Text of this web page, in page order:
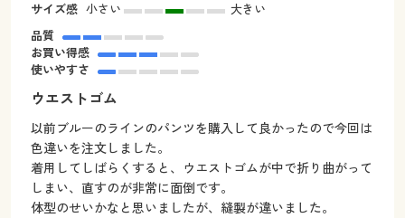
サイズ感 小さい
大きい
品質
お買い得感
使いやすさ
ウエストゴム
以前ブルーのラインのパンツを購入して良かったので今回は
色違いを注文しました。
着用してしばらくすると、ウエストゴムが中で折り曲がって
しまい、直すのが非常に面倒です。
体型のせいかなと思いましたが、縫製が違いました。